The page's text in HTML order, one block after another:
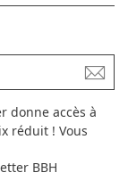
donne accès à
réduit ! Vous
BBH